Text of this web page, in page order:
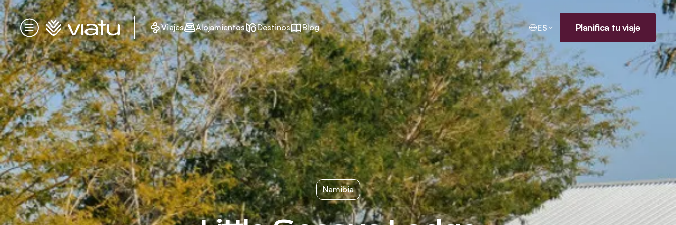
Menú
Página de inicio Viajes Alojamientos Destinos Blog ES Planifica tu viaje
Namibia